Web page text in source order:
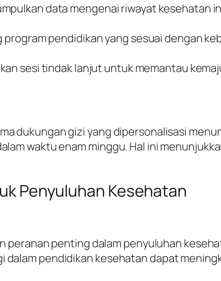
data mengenai riwayat kesehatan
program pendidikan yang sesuai dengan
sesi tindak lanjut untuk memantau
dukungan gizi yang dipersonalisasi
waktu enam minggu. Hal ini
Penyuluhan Kesehatan
peranan penting dalam penyuluhan
pendidikan kesehatan dapat